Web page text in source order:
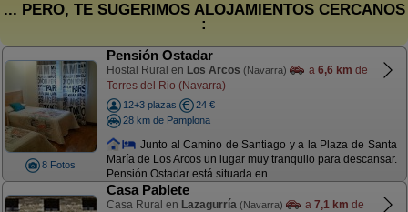
... PERO, TE SUGERIMOS ALOJAMIENTOS CERCANOS
:
8 Fotos
Pensión Ostadar
Hostal Rural en Los Arcos (Navarra) a 6,6 km de
Torres del Rio (Navarra)
12+3 plazas
24 €
28 km de Pamplona
Junto al Camino de Santiago y a la Plaza de Santa
María de Los Arcos un lugar muy tranquilo para descansar.
Pensión Ostadar está situada en ...
Casa Pablete
Casa Rural en Lazagurría (Navarra) a 7,1 km de